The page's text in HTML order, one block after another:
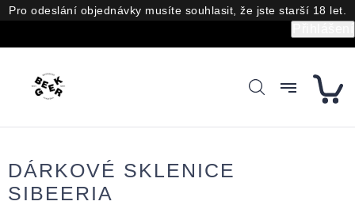
Přejít
na
Pro odeslání objednávky musíte souhlasit, že jste starší 18 let.
DÁRKOVÉ SKLENICE
SIBEERIA